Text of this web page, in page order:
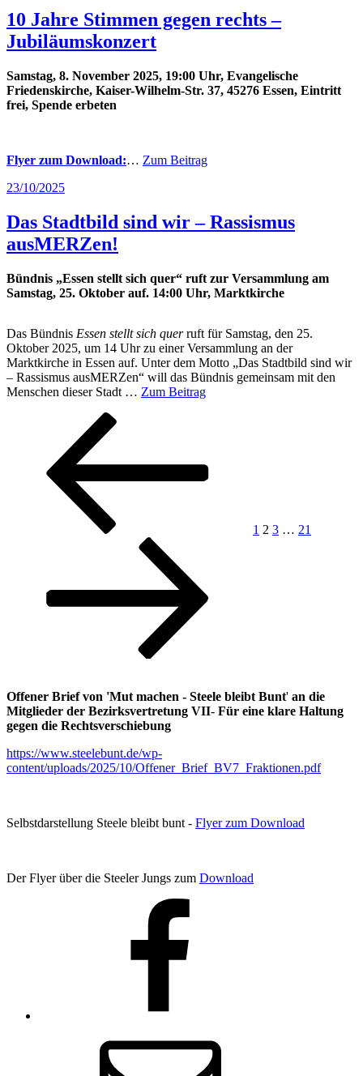
10 Jahre Stimmen gegen rechts –
Jubiläumskonzert
Samstag, 8. November 2025, 19:00 Uhr, Evangelische
Friedenskirche, Kaiser-Wilhelm-Str. 37, 45276 Essen, Eintritt
frei, Spende erbeten
Flyer zum Download:… Zum Beitrag
Veröffentlicht
23/10/2025
Das Stadtbild sind wir – Rassismus
ausMERZen!
Bündnis „Essen stellt sich quer“ ruft zur Versammlung am
Samstag, 25. Oktober auf. 14:00 Uhr, Marktkirche
Das Bündnis Essen stellt sich querruft für Samstag, den 25.
Oktober 2025, um 14 Uhr zu einer Versammlung an der
Marktkirche in Essen auf. Unter dem Motto „Das Stadtbild sind wir
– Rassismus ausMERZen“ will das Bündnis gemeinsam mit den
Menschen dieser Stadt … Zum Beitrag
Seitennummerierung
Beiträge
1 2 3 … 21
Offener Brief von 'Mut machen - Steele bleibt Bunt' an die
Mitglieder der Bezirksvertretung VII- Für eine klare Haltung
gegen die Rechtsverschiebung
https://www.steelebunt.de/wp-
content/uploads/2025/10/Offener_Brief_BV7_Fraktionen.pdf
Selbstdarstellung Steele bleibt bunt - Flyer zum Download
Der Flyer über die Steeler Jungs zum Download